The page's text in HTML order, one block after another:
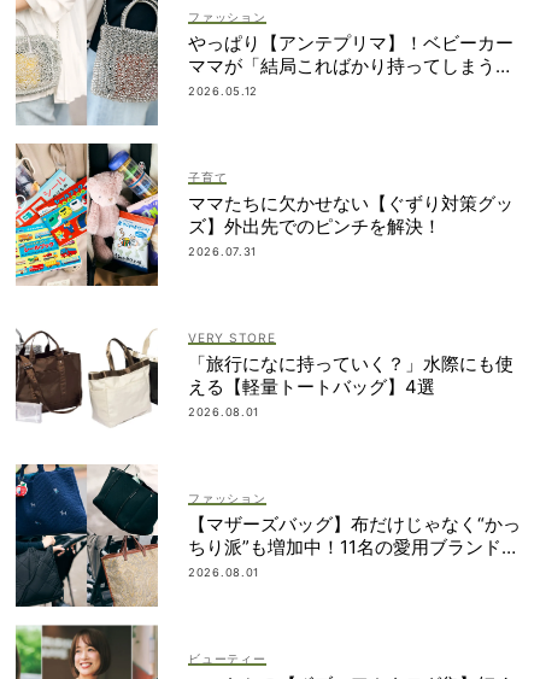
ファッション
やっぱり【アンテプリマ】！ベビーカー
ママが「結局こればかり持ってしまう」
納得の理由
2026.05.12
子育て
ママたちに欠かせない【ぐずり対策グッ
ズ】外出先でのピンチを解決！
2026.07.31
VERY STORE
「旅行になに持っていく？」水際にも使
える【軽量トートバッグ】4選
2026.08.01
ファッション
【マザーズバッグ】布だけじゃなく“かっ
ちり派”も増加中！11名の愛用ブランド
は？
2026.08.01
ビューティー